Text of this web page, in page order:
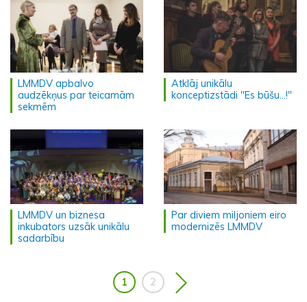
LMMDV apbalvo
audzēkņus par teicamām
sekmēm
Atklāj unikālu
konceptizstādi "Es būšu...!"
LMMDV un biznesa
inkubators uzsāk unikālu
sadarbību
Par diviem miljoniem eiro
modernizēs LMMDV
1 2